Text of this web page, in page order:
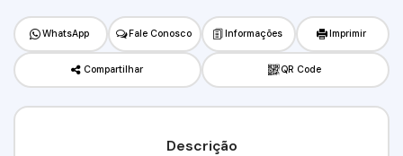
WhatsApp Fale Conosco Informações Imprimir
Compartilhar QR Code
Descrição